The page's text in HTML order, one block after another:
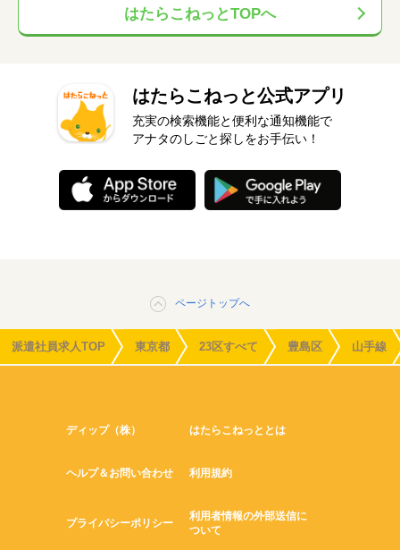
はたらこねっとTOPへ
はたらこねっと公式アプリ
充実の検索機能と便利な通知機能で
アナタのしごと探しをお手伝い！
ページトップへ
派遣社員求人TOP 東京都 23区すべて 豊島区 山手線
ディップ（株） はたらこねっととは
ヘルプ＆お問い合わせ 利用規約
プライバシーポリシー
利用者情報の外部送信に
ついて